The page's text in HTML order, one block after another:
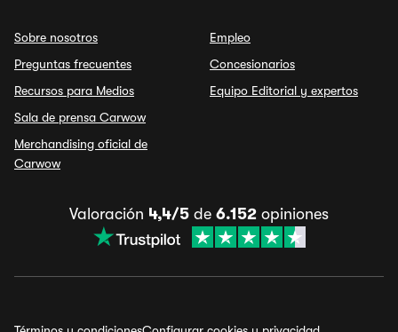
Sobre nosotros
Preguntas frecuentes
Recursos para Medios
Sala de prensa Carwow
Merchandising oficial de
Carwow
Empleo
Concesionarios
Equipo Editorial y expertos
Valoración 4,4/5 de 6.152 opiniones